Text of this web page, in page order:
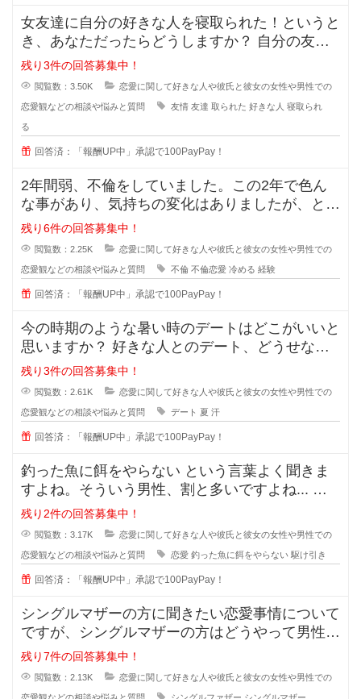
女友達に自分の好きな人を寝取られた！というと
き、あなただったらどうしますか？ 自分の友達
に好きな人の話をするのは女
残り3件の回答募集中！
閲覧数：3.50K 恋愛に関して好きな人や彼氏と彼女の女性や男性での
恋愛観などの相談や悩みと質問 友情 友達 取られた 好きな人 寝取られ
る
回答済：「報酬UP中」承認で100PayPay！
2年間弱、不倫をしていました。この2年で色ん
な事があり、気持ちの変化はありましたが、とに
かく彼の事が大好きで一緒にいれる
残り6件の回答募集中！
閲覧数：2.25K 恋愛に関して好きな人や彼氏と彼女の女性や男性での
恋愛観などの相談や悩みと質問 不倫 不倫恋愛 冷める 経験
回答済：「報酬UP中」承認で100PayPay！
今の時期のような暑い時のデートはどこがいいと
思いますか？ 好きな人とのデート、どうせなら
街を散策したりデートスポッ
残り3件の回答募集中！
閲覧数：2.61K 恋愛に関して好きな人や彼氏と彼女の女性や男性での
恋愛観などの相談や悩みと質問 デート 夏 汗
回答済：「報酬UP中」承認で100PayPay！
釣った魚に餌をやらない という言葉よく聞きま
すよね。そういう男性、割と多いですよね... な
ぜ付き合った途端に覚めたよう
残り2件の回答募集中！
閲覧数：3.17K 恋愛に関して好きな人や彼氏と彼女の女性や男性での
恋愛観などの相談や悩みと質問 恋愛 釣った魚に餌をやらない 駆け引き
回答済：「報酬UP中」承認で100PayPay！
シングルマザーの方に聞きたい恋愛事情について
ですが、シングルマザーの方はどうやって男性と
会う時間を作っているのでしょうか
残り7件の回答募集中！
閲覧数：2.13K 恋愛に関して好きな人や彼氏と彼女の女性や男性での